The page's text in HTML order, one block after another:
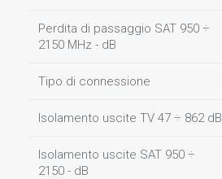
Perdita di passaggio SAT 950 ÷
2150 MHz - dB
Tipo di connessione
Isolamento uscite TV 47 ÷ 862 dB
Isolamento uscite SAT 950 ÷
2150 - dB